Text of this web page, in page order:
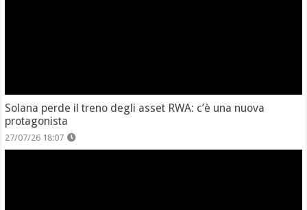
Solana perde il treno degli asset RWA: c’è una nuova
protagonista
27/07/26 18:07